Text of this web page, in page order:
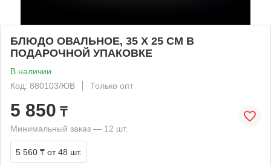
БЛЮДО ОВАЛЬНОЕ, 35 Х 25 СМ В
ПОДАРОЧНОЙ УПАКОВКЕ
В наличии
Код: 880103/ЮВ
Только опт
5 850 ₸
Минимальный заказ — 12 шт.
5 560 ₸ от 48 шт.